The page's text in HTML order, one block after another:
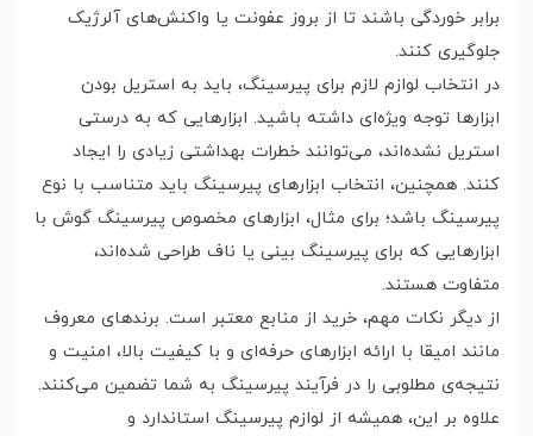
برابر خوردگی باشند تا از بروز عفونت یا واکنش‌های آلرژیک
جلوگیری کنند.
در انتخاب لوازم لازم برای پیرسینگ، باید به استریل بودن
ابزارها توجه ویژه‌ای داشته باشید. ابزارهایی که به درستی
استریل نشده‌اند، می‌توانند خطرات بهداشتی زیادی را ایجاد
کنند. همچنین، انتخاب ابزارهای پیرسینگ باید متناسب با نوع
پیرسینگ باشد؛ برای مثال، ابزارهای مخصوص پیرسینگ گوش با
ابزارهایی که برای پیرسینگ بینی یا ناف طراحی شده‌اند،
متفاوت هستند.
از دیگر نکات مهم، خرید از منابع معتبر است. برندهای معروف
مانند امیقا با ارائه ابزارهای حرفه‌ای و با کیفیت بالا، امنیت و
نتیجه‌ی مطلوبی را در فرآیند پیرسینگ به شما تضمین می‌کنند.
علاوه بر این، همیشه از لوازم پیرسینگ استاندارد و